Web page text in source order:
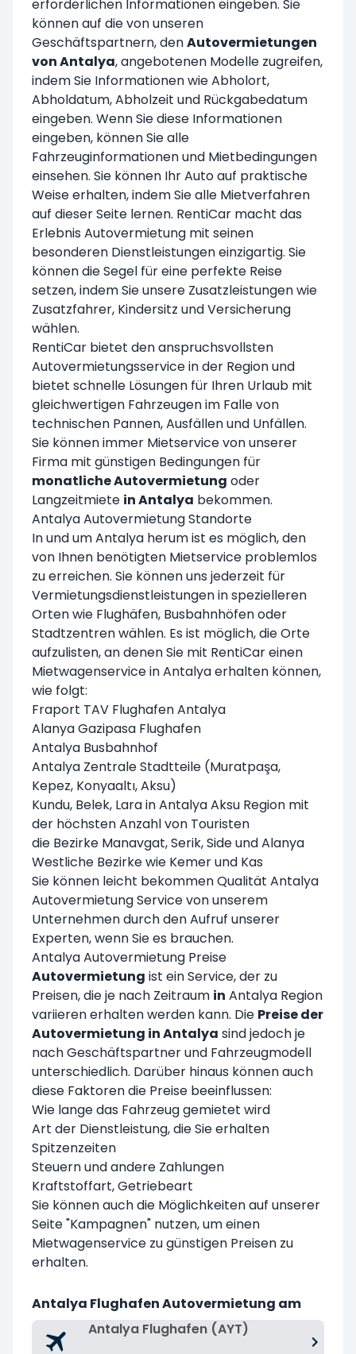
erforderlichen Informationen eingeben. Sie
können auf die von unseren
Geschäftspartnern, denAutovermietungen
von Antalya, angebotenen Modelle zugreifen,
indem Sie Informationen wie Abholort,
Abholdatum, Abholzeit und Rückgabedatum
eingeben. Wenn Sie diese Informationen
eingeben, können Sie alle
Fahrzeuginformationen und Mietbedingungen
einsehen. Sie können Ihr Auto auf praktische
Weise erhalten, indem Sie alle Mietverfahren
auf dieser Seite lernen. RentiCar macht das
Erlebnis Autovermietung mit seinen
besonderen Dienstleistungen einzigartig. Sie
können die Segel für eine perfekte Reise
setzen, indem Sie unsere Zusatzleistungen wie
Zusatzfahrer, Kindersitz und Versicherung
wählen.
RentiCar bietet den anspruchsvollsten
Autovermietungsservice in der Region und
bietet schnelle Lösungen für Ihren Urlaub mit
gleichwertigen Fahrzeugen im Falle von
technischen Pannen, Ausfällen und Unfällen.
Sie können immer Mietservice von unserer
Firma mit günstigen Bedingungen für
monatliche Autovermietung oder
Langzeitmiete in Antalya bekommen.
Antalya Autovermietung Standorte
In und um Antalya herum ist es möglich, den
von Ihnen benötigten Mietservice problemlos
zu erreichen. Sie können uns jederzeit für
Vermietungsdienstleistungen in spezielleren
Orten wie Flughäfen, Busbahnhöfen oder
Stadtzentren wählen. Es ist möglich, die Orte
aufzulisten, an denen Sie mit RentiCar einen
Mietwagenservice in Antalya erhalten können,
wie folgt:
Fraport TAV Flughafen Antalya
Alanya Gazipasa Flughafen
Antalya Busbahnhof
Antalya Zentrale Stadtteile (Muratpaşa,
Kepez, Konyaaltı, Aksu)
Kundu, Belek, Lara in Antalya Aksu Region mit
der höchsten Anzahl von Touristen
die Bezirke Manavgat, Serik, Side und Alanya
Westliche Bezirke wie Kemer und Kas
Sie können leicht bekommen Qualität Antalya
Autovermietung Service von unserem
Unternehmen durch den Aufruf unserer
Experten, wenn Sie es brauchen.
Antalya Autovermietung Preise
Autovermietung ist ein Service, der zu
Preisen, die je nach Zeitraum in Antalya Region
variieren erhalten werden kann. Die Preise der
Autovermietung in Antalya sind jedoch je
nach Geschäftspartner und Fahrzeugmodell
unterschiedlich. Darüber hinaus können auch
diese Faktoren die Preise beeinflussen:
Wie lange das Fahrzeug gemietet wird
Art der Dienstleistung, die Sie erhalten
Spitzenzeiten
Steuern und andere Zahlungen
Kraftstoffart, Getriebeart
Sie können auch die Möglichkeiten auf unserer
Seite"Kampagnen" nutzen, um einen
Mietwagenservice zu günstigen Preisen zu
erhalten.
Antalya Flughafen Autovermietung am
Antalya Flughafen (AYT)